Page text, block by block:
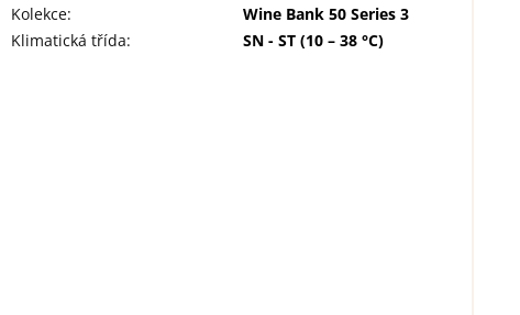
Kolekce:
Wine Bank 50 Series 3
Klimatická třída: SN - ST (10 – 38 °C)